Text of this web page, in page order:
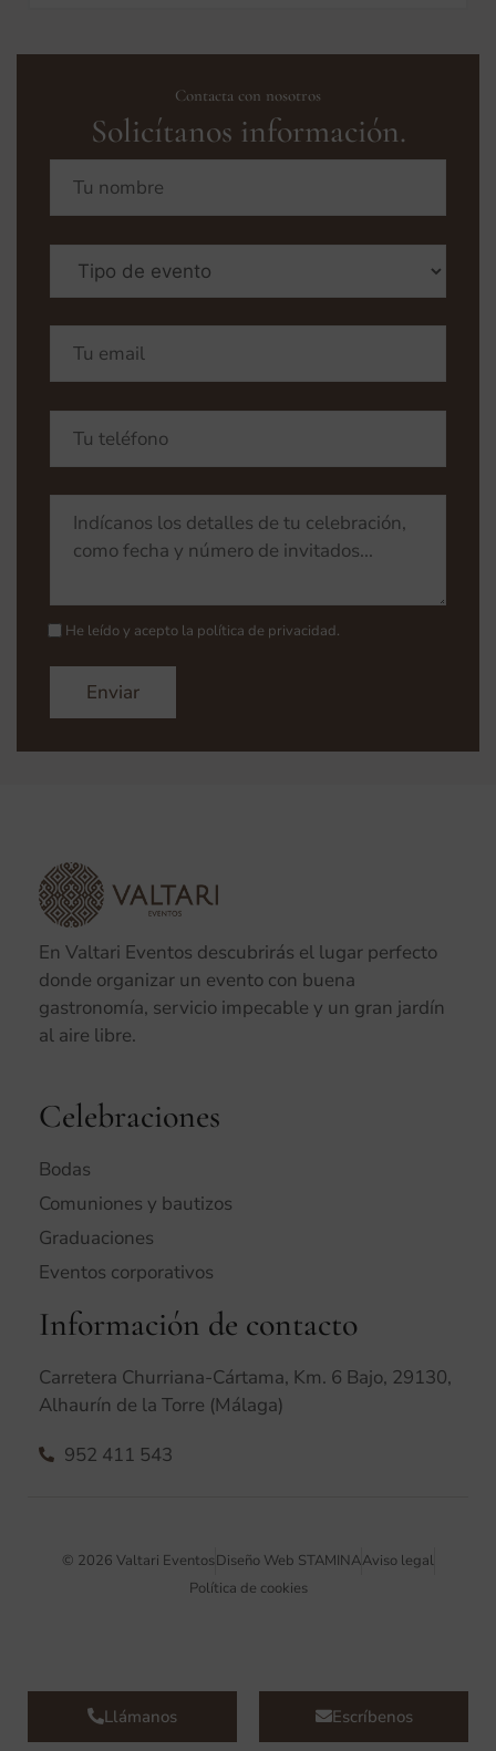
Contacta con nosotros
Solicítanos información.
He leído y acepto la política de privacidad.
En Valtari Eventos descubrirás el lugar perfecto
donde organizar un evento con buena
gastronomía, servicio impecable y un gran jardín
al aire libre.
Celebraciones
Bodas
Comuniones y bautizos
Graduaciones
Eventos corporativos
Información de contacto
Carretera Churriana-Cártama, Km. 6 Bajo, 29130,
Alhaurín de la Torre (Málaga)
952 411 543
© 2026 Valtari EventosDiseño Web STAMINAAviso legal
Política de cookies
Llámanos Escríbenos